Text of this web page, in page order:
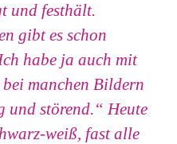
und festhält.
gibt es schon
habe ja auch mit
manchen Bildern
und störend.“ Heute
weiß, fast alle